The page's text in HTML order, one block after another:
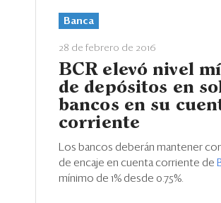
Banca
28 de febrero de 2016
BCR elevó nivel
de depósitos en
bancos en su
corriente
Los bancos deberán mantener
de encaje en cuenta corriente de
mínimo de 1% desde 0.75%.